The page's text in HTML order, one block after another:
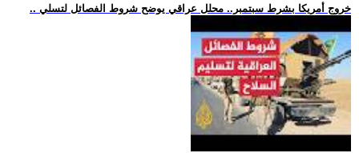
.. خروج أمريكا بشرط سبتمبر.. محلل عراقي يوضح شروط الفصائل لتسلي